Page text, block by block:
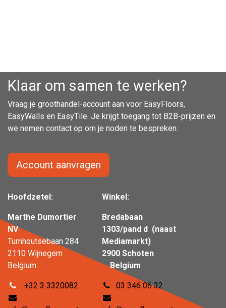
Klaar om samen te werken?
Vraag je groothandel-account aan voor EasyFloors,
EasyWalls en EasyTile. Je krijgt toegang tot B2B-prijzen en
we nemen contact op om je noden te bespreken.
Hoofdzetel:
Marthe Dumortier
NV
Turnhoutsebaan 284
2110 Wijnegem
Belgium
+32 3 3320082
Winkel:
Bredabaan
1303/pand d (naast
Mediamarkt)
2900 Schoten
Belgium
03 346 06 32
Account aanvragen